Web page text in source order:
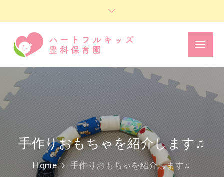
ハートフル
キッズ豊科
保育園
Menu
手作りおもちゃを紹介します♫
Home 手作りおもちゃを紹介します♫